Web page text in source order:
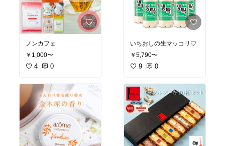
ノンカフェ
￥1,000〜
4 0
いちおしの生マッコリ♡
￥5,790〜
9 0